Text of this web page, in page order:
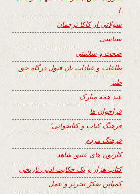
}
سولاتی از کاکا ترجمان
سیاسی
صحت و سلامتی
طاعات و عبادات تان قبول درگاه حق
طنز
عید همه مبارک
فراخوان ها
فرهنگ کتاب و کتابخوانی٬
فرهنگ مردم
کارتون های عتیق شاهد
کتاب هزار و یک حکایت ادبی تاریخی
کمپاین تفکرُ تحریر و عمل